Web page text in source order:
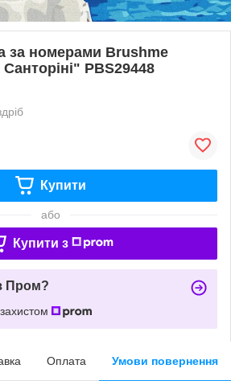
за номерами Brushme
PBS29448
Купити
або
Купити з
Пром?
Оплата Умови повернення